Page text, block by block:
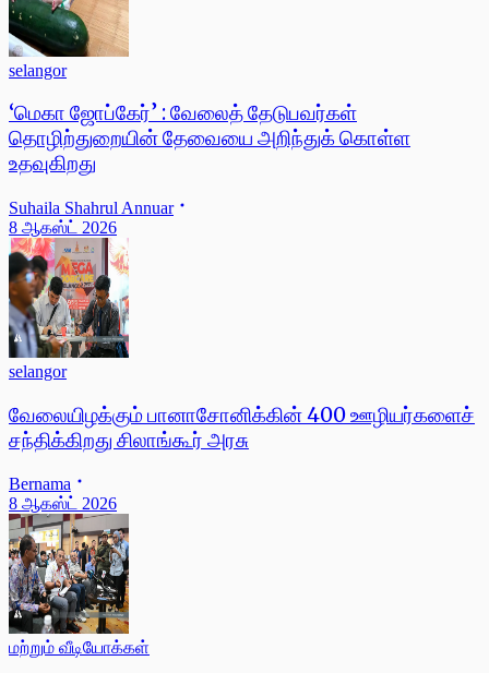
selangor
‘மெகா ஜோப்கேர்’ : வேலைத் தேடுபவர்கள்
தொழிற்துறையின் தேவையை அறிந்துக் கொள்ள
உதவுகிறது
Suhaila Shahrul Annuar
8 ஆகஸ்ட் 2026
selangor
வேலையிழக்கும் பானாசோனிக்கின் 400 ஊழியர்களைச்
சந்திக்கிறது சிலாங்கூர் அரசு
Bernama
8 ஆகஸ்ட் 2026
மற்றும் வீடியோக்கள்